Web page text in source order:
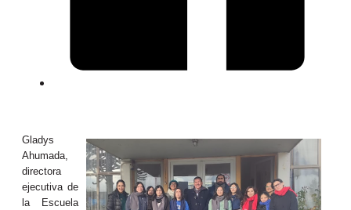
Gladys
Ahumada,
directora
ejecutiva de
la Escuela